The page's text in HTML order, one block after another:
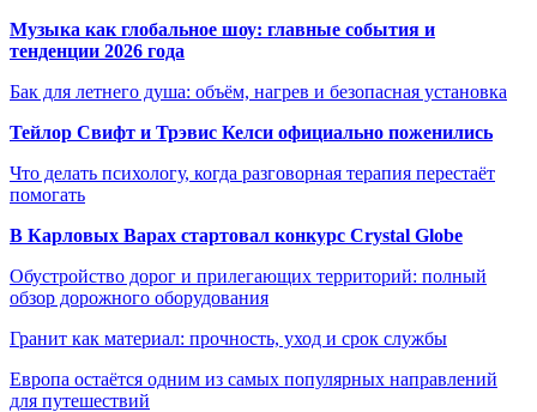
Музыка как глобальное шоу: главные события и
тенденции 2026 года
Бак для летнего душа: объём, нагрев и безопасная установка
Тейлор Свифт и Трэвис Келси официально поженились
Что делать психологу, когда разговорная терапия перестаёт
помогать
В Карловых Варах стартовал конкурс Crystal Globe
Обустройство дорог и прилегающих территорий: полный
обзор дорожного оборудования
Гранит как материал: прочность, уход и срок службы
Европа остаётся одним из самых популярных направлений
для путешествий